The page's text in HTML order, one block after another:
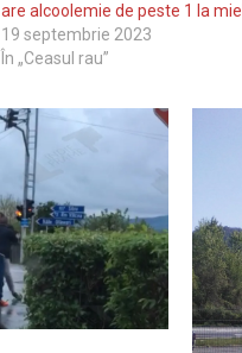
are alcoolemie de peste 1 la
19 septembrie 2023
În „Ceasul rau”